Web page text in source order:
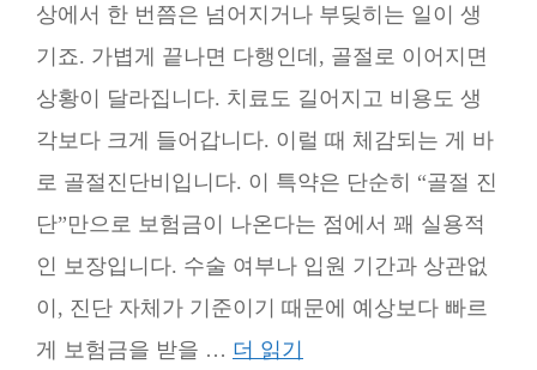
상에서 한 번쯤은 넘어지거나 부딪히는 일이 생
기죠. 가볍게 끝나면 다행인데, 골절로 이어지면
상황이 달라집니다. 치료도 길어지고 비용도 생
각보다 크게 들어갑니다. 이럴 때 체감되는 게 바
로 골절진단비입니다. 이 특약은 단순히 “골절 진
단”만으로 보험금이 나온다는 점에서 꽤 실용적
인 보장입니다. 수술 여부나 입원 기간과 상관없
이, 진단 자체가 기준이기 때문에 예상보다 빠르
게 보험금을 받을 … 더 읽기